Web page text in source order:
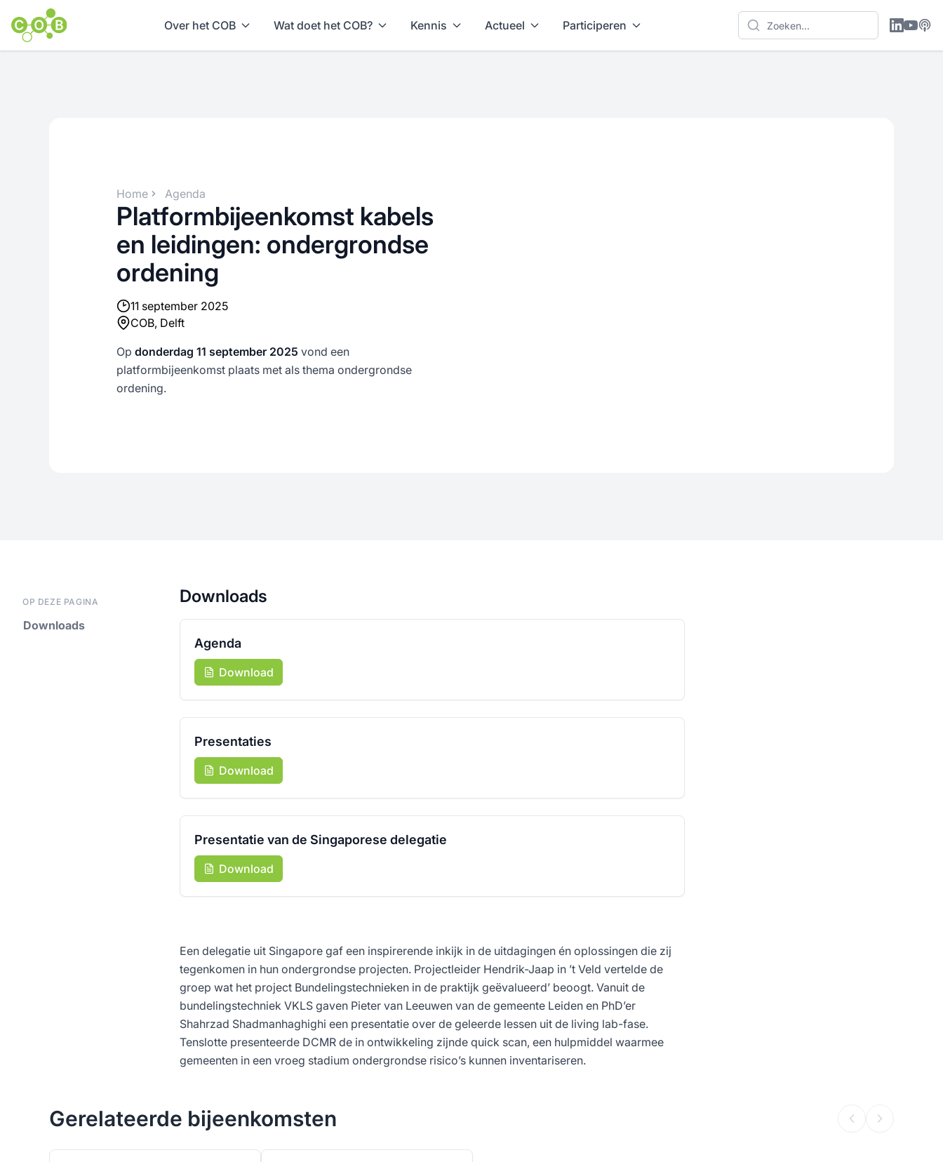
Over het COB Wat doet het COB? Kennis Actueel Participeren
Home Agenda
Platformbijeenkomst kabels
en leidingen: ondergrondse
ordening
11 september 2025
COB, Delft
Opdonderdag 11 september 2025 vond een
platformbijeenkomst plaats met als thema ondergrondse
ordening.
OP DEZE PAGINA
Downloads
Downloads
Agenda
Download
Presentaties
Download
Presentatie van de Singaporese delegatie
Download
Een delegatie uit Singapore gaf een inspirerende inkijk in de uitdagingen én oplossingen die zij
tegenkomen in hun ondergrondse projecten. Projectleider Hendrik-Jaap in ’t Veld vertelde de
groep wat het project Bundelingstechnieken in de praktijk geëvalueerd’ beoogt. Vanuit de
bundelingstechniek VKLS gaven Pieter van Leeuwen van de gemeente Leiden en PhD’er
Shahrzad Shadmanhaghighi een presentatie over de geleerde lessen uit de living lab-fase.
Tenslotte presenteerde DCMR de in ontwikkeling zijnde quick scan, een hulpmiddel waarmee
gemeenten in een vroeg stadium ondergrondse risico’s kunnen inventariseren.
Gerelateerde bijeenkomsten